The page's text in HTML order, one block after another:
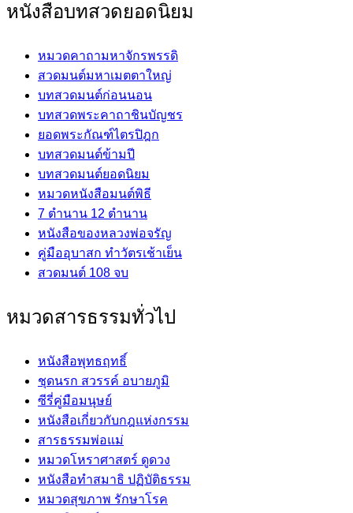
หนังสือบทสวดยอดนิยม
หมวดคาถามหาจักรพรรดิ
สวดมนต์มหาเมตตาใหญ่
บทสวดมนต์ก่อนนอน
บทสวดพระคาถาชินบัญชร
ยอดพระกัณฑ์ไตรปิฎก
บทสวดมนต์ข้ามปี
บทสวดมนต์ยอดนิยม
หมวดหนังสือมนต์พิธี
7 ตำนาน 12 ตำนาน
หนังสือของหลวงพ่อจรัญ
คู่มืออุบาสก ทำวัตรเช้าเย็น
สวดมนต์ 108 จบ
หมวดสารธรรมทั่วไป
หนังสือพุทธฤทธิ์
ชุดนรก สวรรค์ อบายภูมิ
ซีรี่คู่มือมนุษย์
หนังสือเกี่ยวกับกฎแห่งกรรม
สารธรรมพ่อแม่
หมวดโหราศาสตร์ ดูดวง
หนังสือทำสมาธิ ปฏิบัติธรรม
หมวดสุขภาพ รักษาโรค